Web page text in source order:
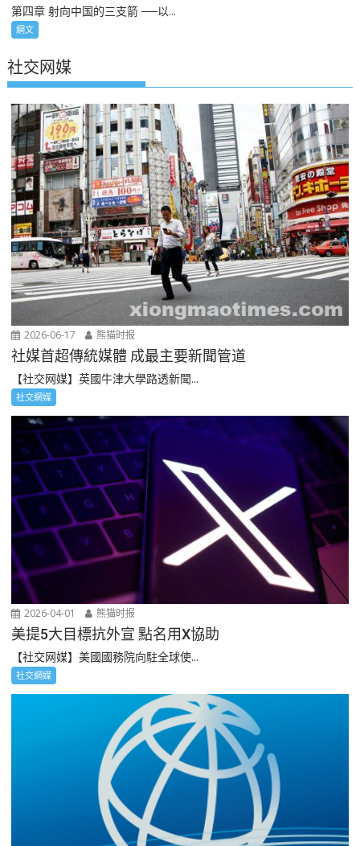
第四章 射向中国的三支箭 ──以...
網文
社交网媒
2026-06-17 熊猫时报
社媒首超傳統媒體 成最主要新聞管道
【社交网媒】英國牛津大學路透新聞...
社交網媒
2026-04-01 熊猫时报
美提5大目標抗外宣 點名用X協助
【社交网媒】美國國務院向駐全球使...
社交網媒